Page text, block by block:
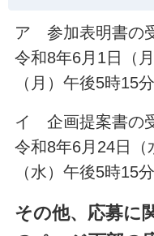
ア 参加表明書の
令和8年6月1日（
（月）午後5時15
イ 企画提案書の
令和8年6月24日（
（水）午後5時15
その他、応募に